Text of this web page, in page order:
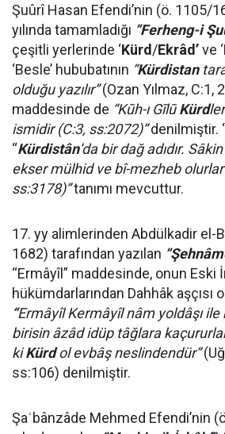
Şuûrî Hasan Efendi’nin (ö. 1105/
yılında tamamladığı “Ferheng-i
çeşitli yerlerinde ‘Kürd/Ekrâd’ve ‘
‘Besle’ hububatının “Kürdistan
olduğu yazılır”(Ozan Yılmaz, C:1,
maddesinde de “Kūh-ı GīlūKürd
ismidir (C:3, ss:2072)”denilmiştir.
“Kürdistân’da bir dağ adıdır.
ekser mülhid ve bî-mezheb
ss:3178)”tanımı mevcuttur.
17. yy alimlerinden Abdülkadir el-
1682) tarafından yazılan
“Ermâyîl” maddesinde, onun Eski
hükümdarlarından Dahhâk aşçısı
“Ermâyîl Kermâyîl nâm yoldâşı
birisin âzâd idüp tâğlara
kiKürdol evbâş neslindendür”
ss:106) denilmiştir.
Şaʿbânzâde Mehmed Efendi’nin